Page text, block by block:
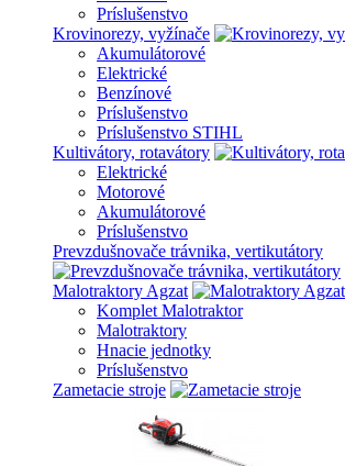
Príslušenstvo
Krovinorezy, vyžínače
Akumulátorové
Elektrické
Benzínové
Príslušenstvo
Príslušenstvo STIHL
Kultivátory, rotavátory
Elektrické
Motorové
Akumulátorové
Príslušenstvo
Prevzdušnovače trávnika, vertikutátory
Malotraktory Agzat
Komplet Malotraktor
Malotraktory
Hnacie jednotky
Príslušenstvo
Zametacie stroje